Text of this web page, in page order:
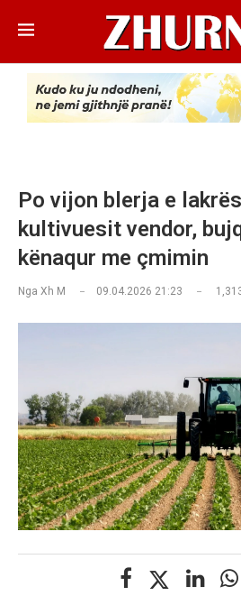
Po vijon blerja e
kultivuesit vendor,
kënaqur me çmimin
Nga Xh M 09.04.2026 21:23